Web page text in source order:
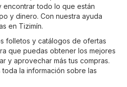
encontrar todo lo que están
y dinero. Con nuestra ayuda
en Tizimín.
folletos y catálogos de ofertas
que puedas obtener los mejores
y aprovechar más tus compras.
la información sobre las